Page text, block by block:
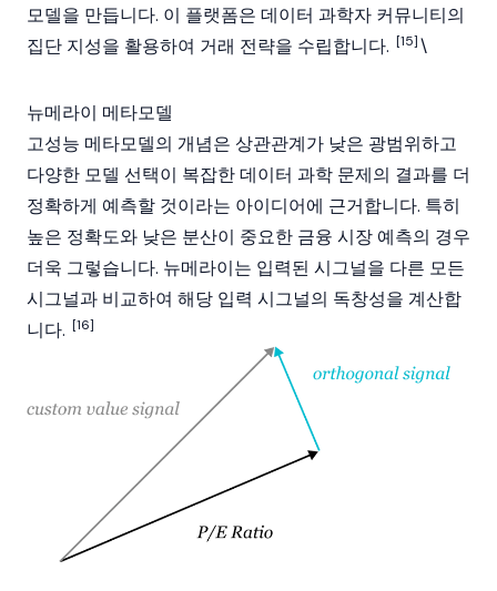
모델을 만듭니다. 이 플랫폼은 데이터 과학자 커뮤니티의
집단 지성을 활용하여 거래 전략을 수립합니다. [15]\
뉴메라이 메타모델
고성능 메타모델의 개념은 상관관계가 낮은 광범위하고
다양한 모델 선택이 복잡한 데이터 과학 문제의 결과를 더
정확하게 예측할 것이라는 아이디어에 근거합니다. 특히
높은 정확도와 낮은 분산이 중요한 금융 시장 예측의 경우
더욱 그렇습니다. 뉴메라이는 입력된 시그널을 다른 모든
시그널과 비교하여 해당 입력 시그널의 독창성을 계산합
니다. [16]